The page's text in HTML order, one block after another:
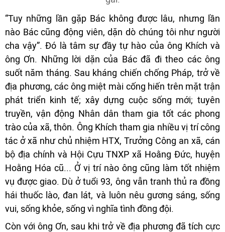
“Tuy những lần gặp Bác không được lâu, nhưng lần
nào Bác cũng động viên, dặn dò chúng tôi như người
cha vậy”. Đó là tâm sự đầy tự hào của ông Khích và
ông Ơn. Những lời dặn của Bác đã đi theo các ông
suốt năm tháng. Sau kháng chiến chống Pháp, trở về
địa phương, các ông miệt mài cống hiến trên mặt trận
phát triển kinh tế; xây dựng cuộc sống mới; tuyên
truyền, vận động Nhân dân tham gia tốt các phong
trào của xã, thôn. Ông Khích tham gia nhiều vị trí công
tác ở xã như chủ nhiệm HTX, Trưởng Công an xã, cán
bộ địa chính và Hội Cựu TNXP xã Hoằng Đức, huyện
Hoằng Hóa cũ... Ở vị trí nào ông cũng làm tốt nhiệm
vụ được giao. Dù ở tuổi 93, ông vẫn tranh thủ ra đồng
hái thuốc lào, đan lát, và luôn nêu gương sáng, sống
vui, sống khỏe, sống vì nghĩa tình đồng đội.
Còn với ông Ơn, sau khi trở về địa phương đã tích cực